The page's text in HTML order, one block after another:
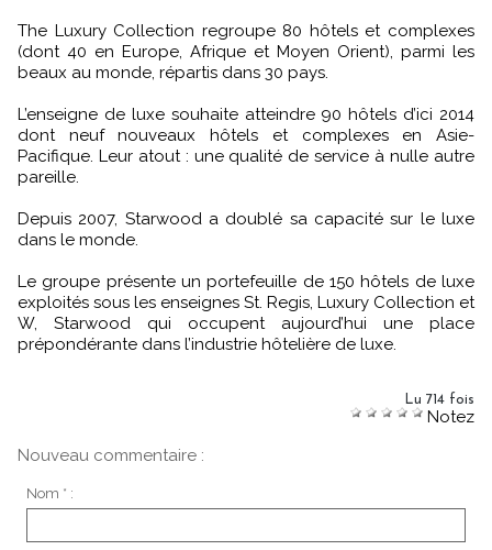
The Luxury Collection regroupe 80 hôtels et complexes
(dont 40 en Europe, Afrique et Moyen Orient), parmi les
beaux au monde, répartis dans 30 pays.
L’enseigne de luxe souhaite atteindre 90 hôtels d’ici 2014
dont neuf nouveaux hôtels et complexes en Asie-
Pacifique. Leur atout : une qualité de service à nulle autre
pareille.
Depuis 2007, Starwood a doublé sa capacité sur le luxe
dans le monde.
Le groupe présente un portefeuille de 150 hôtels de luxe
exploités sous les enseignes St. Regis, Luxury Collection et
W, Starwood qui occupent aujourd’hui une place
prépondérante dans l’industrie hôtelière de luxe.
Lu 714 fois
Notez
Nouveau commentaire :
Nom * :